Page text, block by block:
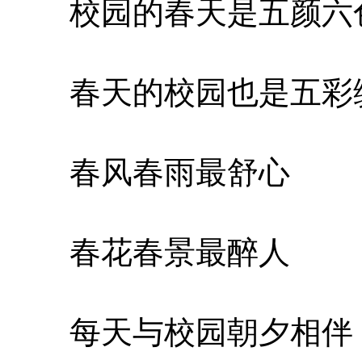
校园的春天是五颜六
春天的校园也是五彩
春风春雨最舒心
春花春景最醉人
每天与校园朝夕相伴